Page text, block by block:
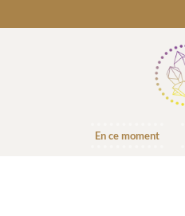
En ce moment